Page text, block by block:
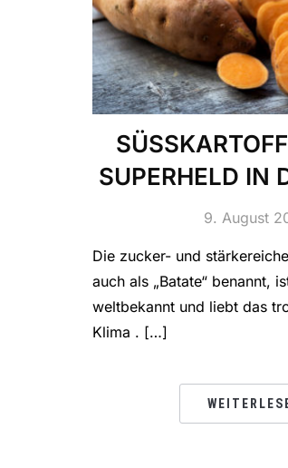
SUPERHELD IN
9. August
Die zucker- und
auch als „Batate“ benannt,
weltbekannt und liebt das
Klima . […]